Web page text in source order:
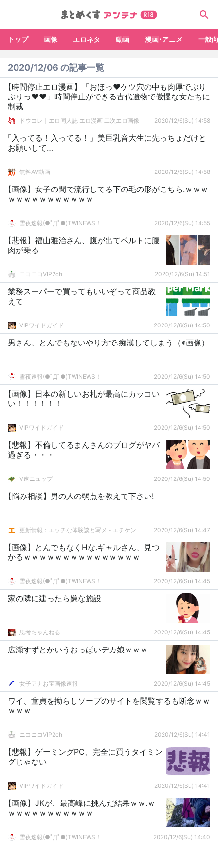
トップ 画像 エロネタ 動画 漫画･アニメ 一般
2020/12/06 の記事一覧
【時間停止エロ漫画】「おほっ♥ケツ穴の中も肉厚でぶり
ぶりっ♥♥」時間停止ができる古代遺物で傲慢な女たちに
制裁
ドウコレ｜エロ同人誌 エロ漫画 二次エロ画像 2020/12/6(Su) 14:58
「入ってる！入ってる！」美巨乳音大生に先っちょだけと
お願いして…
無料AV動画 2020/12/6(Su) 14:58
【画像】女子の間で流行してる下の毛の形がこちら.ｗｗｗ
ｗｗｗｗｗｗｗｗｗｗｗ
雪夜速報(●ﾟДﾟ●)TWINEWS！ 2020/12/6(Su) 14:55
【悲報】福山雅治さん、腹が出てベルトに腹
肉が乗る
ニコニコVIP2ch 2020/12/6(Su) 14:51
業務スーパーで買ってもいいぞって商品教
えて
VIPワイドガイド 2020/12/6(Su) 14:50
男さん、とんでもないやり方で.痴漢してしまう（※画像）
雪夜速報(●ﾟДﾟ●)TWINEWS！ 2020/12/6(Su) 14:50
【画像】日本の新しいお札が最高にカッコい
い！！！！！！
VIPワイドガイド 2020/12/6(Su) 14:50
【悲報】不倫してるまんさんのブログがヤバ
過ぎる・・・
V速ニュップ 2020/12/6(Su) 14:50
【悩み相談】男の人の弱点を教えて下さい!
更新情報：エッチな体験談と写メ - エチケン 2020/12/6(Su) 14:47
【画像】とんでもなくHな.ギャルさん、見つ
かるｗｗｗｗｗｗｗｗｗｗｗｗｗｗｗ
雪夜速報(●ﾟДﾟ●)TWINEWS！ 2020/12/6(Su) 14:45
家の隣に建ったら嫌な施設
思考ちゃんねる 2020/12/6(Su) 14:45
広瀬すずとかいうおっぱいデカ娘ｗｗｗ
女子アナお宝画像速報 2020/12/6(Su) 14:45
ワイ、童貞を拗らしソープのサイトを閲覧するも断念ｗｗ
ｗｗｗ
ニコニコVIP2ch 2020/12/6(Su) 14:41
【悲報】ゲーミングPC、完全に買うタイミン
グじゃない
VIPワイドガイド 2020/12/6(Su) 14:41
【画像】JKが、最高峰に挑んだ結果ｗｗ.ｗ
ｗｗｗｗｗｗｗｗｗｗｗ
雪夜速報(●ﾟДﾟ●)TWINEWS！ 2020/12/6(Su) 14:40